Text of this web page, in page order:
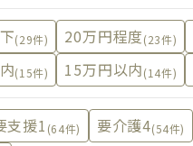
(29件) 20万円程度(23件)
(15件) 15万円以内(14件)
支援1 (64件) 要介護4(54件)